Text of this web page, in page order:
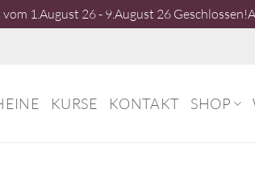
1.August 26 - 9.August 26
KURSE KONTAKT SHOP